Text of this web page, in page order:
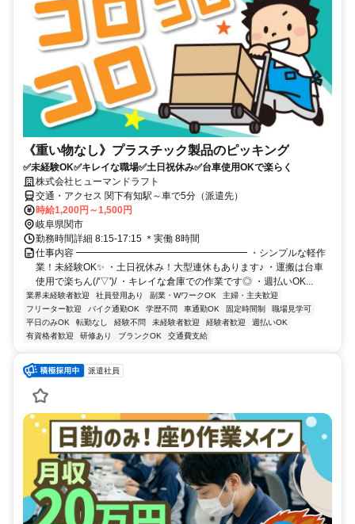
《重い物なし》プラスチック製品のピッキング
✅未経験OK✅キレイな職場✅土日祝休み✅台車使用OKで楽らく
株式会社ヒューマンドラフト
交通・アクセス 関下有知駅～車で5分（派遣先）
時給1,200円～1,500円
岐阜県関市
勤務時間詳細 8:15-17:15 ＊実働 8時間
仕事内容 ━━━━━━━━━━━━━━━━━━ ・シンプルな軽作
業！未経験OK✨ ・土日祝休み！大型連休もあります♪ ・運搬は台車
使用で楽ちん(/'▽')/ ・キレイな倉庫での作業です◎ ・週払いOK...
業界未経験者歓迎 社員登用あり 副業・WワークOK
主婦・主夫歓迎
フリーター歓迎
バイク通勤OK 学歴不問 車通勤OK 固定時間制
職場見学可
平日のみOK
転勤なし 経験不問 未経験者歓迎 経験者歓迎
週払いOK
有資格者歓迎
研修あり ブランクOK 交通費支給
派遣社員